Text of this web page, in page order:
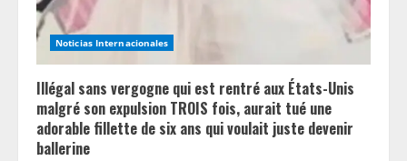
i
n
g
Noticias Internacionales
Illégal sans vergogne qui est rentré aux États-Unis
malgré son expulsion TROIS fois, aurait tué une
adorable fillette de six ans qui voulait juste devenir
ballerine